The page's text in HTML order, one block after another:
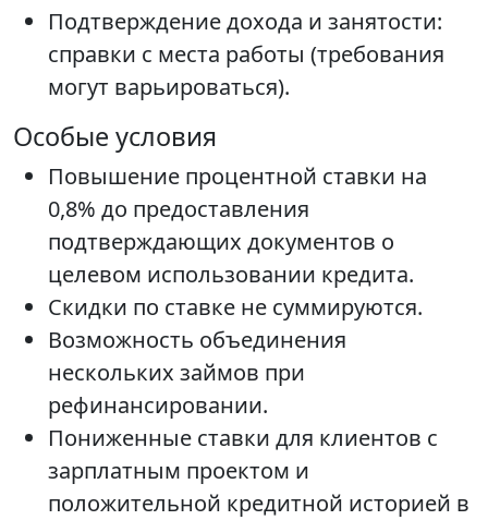
Подтверждение дохода и занятости:
справки с места работы (требования
могут варьироваться).
Особые условия
Повышение процентной ставки на
0,8% до предоставления
подтверждающих документов о
целевом использовании кредита.
Скидки по ставке не суммируются.
Возможность объединения
нескольких займов при
рефинансировании.
Пониженные ставки для клиентов с
зарплатным проектом и
положительной кредитной историей в